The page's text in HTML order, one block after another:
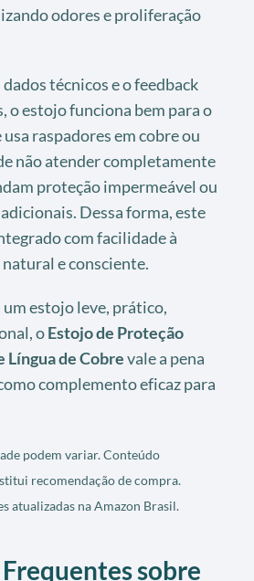
odores e proliferação
técnicos e o feedback
o estojo funciona bem para o
raspadores em cobre ou
não atender completamente
proteção impermeável ou
Dessa forma, este
com facilidade à
e consciente.
um estojo leve, prático,
oEstojo de Proteção
Língua de Cobrevale a pena
complemento eficaz para
podem variar. Conteúdo
recomendação de compra.
atualizadas na Amazon Brasil.
sobre